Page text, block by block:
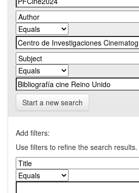
Start a new search
Add filters:
Use filters to refine the search results.